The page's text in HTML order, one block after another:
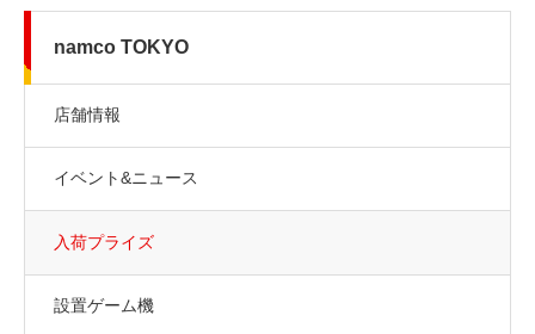
namco TOKYO
店舗情報
イベント&ニュース
入荷プライズ
設置ゲーム機